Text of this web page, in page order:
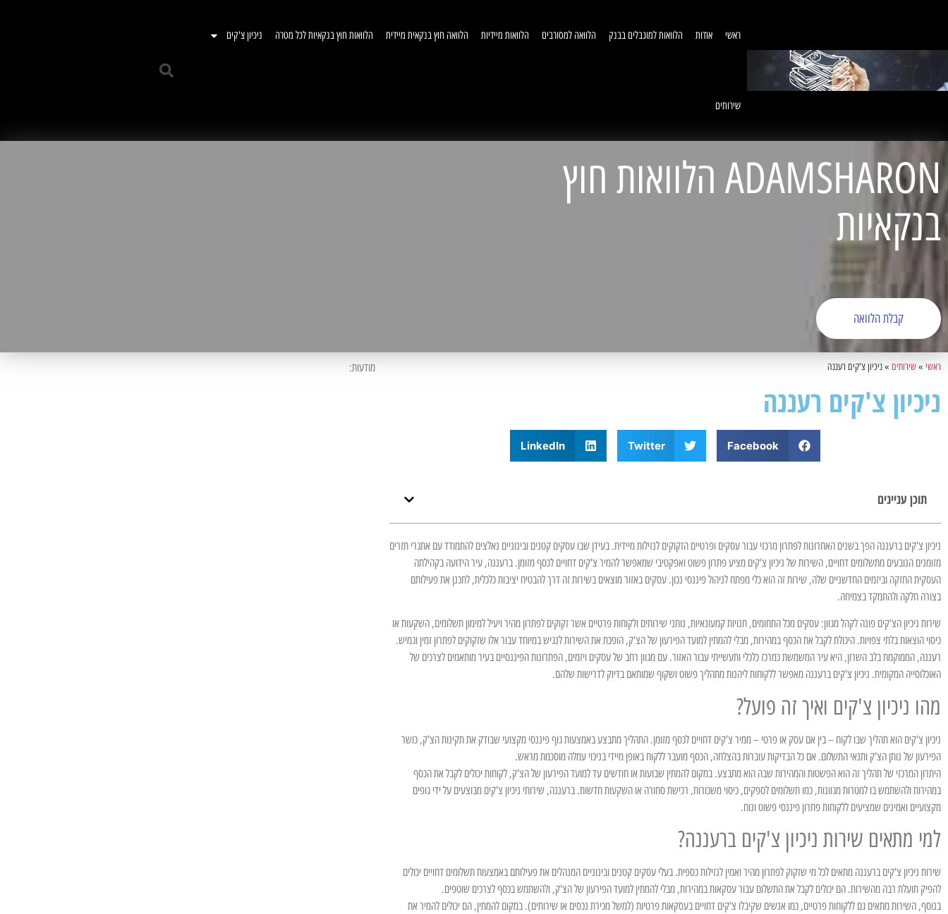
ראשי אודות הלוואות למוגבלים בבנק הלוואה למסורבים הלוואות מיידיות הלוואה חוץ בנקאית מיידית הלוואות חוץ בנקאיות לכל מטרה ניכיון צ'קים
שירותים
ADAMSHARON הלוואות חוץ
בנקאיות
קבלת הלוואה
ראשי »שירותים »ניכיון צ'קים רעננה
ניכיון צ'קים רעננה
Facebook
Twitter
LinkedIn
תוכן עניינים
ניכיון צ'קים ברעננה הפך בשנים האחרונות לפתרון מרכזי עבור עסקים ופרטיים הזקוקים לנזילות מיידית. בעידן שבו עסקים קטנים ובינוניים נאלצים להתמודד עם אתגרי תזרים
מזומנים הנובעים מתשלומים דחויים, השירות של ניכיון צ'קים מציע פתרון פשוט ואפקטיבי שמאפשר להמיר צ'קים דחויים לכסף מזומן. ברעננה, עיר הידועה בקהילתה
העסקית החזקה וביזמים החדשניים שלה, שירות זה הוא כלי מפתח לניהול פיננסי נכון. עסקים באזור מוצאים בשירות זה דרך להבטיח יציבות כלכלית, לתכנן את פעילותם
בצורה חלקה ולהתמקד בצמיחה.
שירות ניכיון הצ'קים פונה לקהל מגוון: עסקים מכל התחומים, חנויות קמעונאיות, נותני שירותים ולקוחות פרטיים אשר זקוקים לפתרון מהיר ויעיל למימון תשלומים, השקעות או
כיסוי הוצאות בלתי צפויות. היכולת לקבל את הכסף במהירות, מבלי להמתין למועד הפירעון של הצ'ק, הופכת את השירות לנגיש במיוחד עבור אלו שזקוקים לפתרון זמין וגמיש.
רעננה, הממוקמת בלב השרון, היא עיר המשמשת כמרכז כלכלי ותעשייתי עבור האזור. עם מגוון רחב של עסקים ויזמים, הפתרונות הפיננסיים בעיר מותאמים לצרכים של
האוכלוסייה המקומית. ניכיון צ'קים ברעננה מאפשר ללקוחות ליהנות מתהליך פשוט ושקוף שמותאם בדיוק לדרישות שלהם.
מהו ניכיון צ'קים ואיך זה פועל?
ניכיון צ'קים הוא תהליך שבו לקוח – בין אם עסק או פרטי – ממיר צ'קים דחויים לכסף מזומן. התהליך מתבצע באמצעות גוף פיננסי מקצועי שבודק את תקינות הצ'ק, כושר
הפירעון של נותן הצ'ק ותנאי התשלום. אם כל הבדיקות עוברות בהצלחה, הכסף מועבר ללקוח באופן מיידי בניכוי עמלה מוסכמת מראש.
היתרון המרכזי של תהליך זה הוא הפשטות והמהירות שבה הוא מתבצע. במקום להמתין שבועות או חודשים עד למועד הפירעון של הצ'ק, לקוחות יכולים לקבל את הכסף
במהירות ולהשתמש בו למטרות מגוונות, כמו תשלומים לספקים, כיסוי משכורות, רכישת סחורה או השקעות חדשות. ברעננה, שירותי ניכיון צ'קים מבוצעים על ידי גופים
מקצועיים ואמינים שמציעים ללקוחות פתרון פיננסי פשוט ונוח.
למי מתאים שירות ניכיון צ'קים ברעננה?
שירות ניכיון צ'קים ברעננה מתאים לכל מי שזקוק לפתרון מהיר ואמין לנזילות כספית. בעלי עסקים קטנים ובינוניים המנהלים את פעילותם באמצעות תשלומים דחויים יכולים
להפיק תועלת רבה מהשירות. הם יכולים לקבל את התשלום עבור עסקאות במהירות, מבלי להמתין למועד הפירעון של הצ'ק, ולהשתמש בכסף לצרכים שוטפים.
בנוסף, השירות מתאים גם ללקוחות פרטיים, כמו אנשים שקיבלו צ'קים דחויים בעסקאות פרטיות (למשל מכירת נכסים או שירותים). במקום להמתין, הם יכולים להמיר את
מודעות: